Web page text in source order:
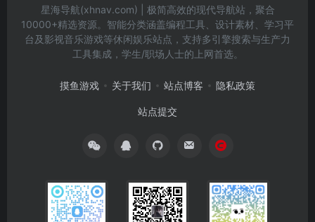
星海导航(xhnav.com) | 极简高效的现代导航站，聚合
10000+精选资源。智能分类涵盖编程工具、设计素材、学习平
台及影视音乐游戏等休闲娱乐站点，支持多引擎搜索与生产力
工具集成，学生/职场人士的上网首选。
摸鱼游戏 关于我们 站点博客 隐私政策
站点提交